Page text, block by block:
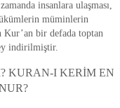
insanlara ulaşması,
müminlerin
bir defada toptan
indirilmiştir.
KURAN-I KERİM EN